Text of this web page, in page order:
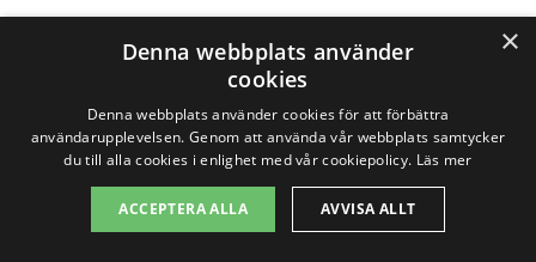
När det kommer till sanering är det viktigt
att välja ett företag som är erfaren och
har goda referenser. Här är några viktiga
punkter att tänka på när du söker
saneringstjänster:
×
Denna webbplats använder
cookies
Denna webbplats använder cookies för att förbättra
användarupplevelsen. Genom att använda vår webbplats samtycker
du till alla cookies i enlighet med vår cookiepolicy. Läs mer
ACCEPTERA ALLA AVVISA ALLT